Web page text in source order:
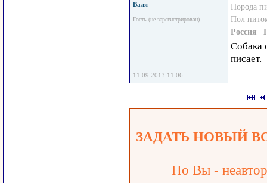
Валя
Гость (не зарегистрирован)
Порода
Пол
Россия |
Собака
писает.
11.09.2013 11:06
ЗАДАТЬ НОВЫЙ
Но Вы -